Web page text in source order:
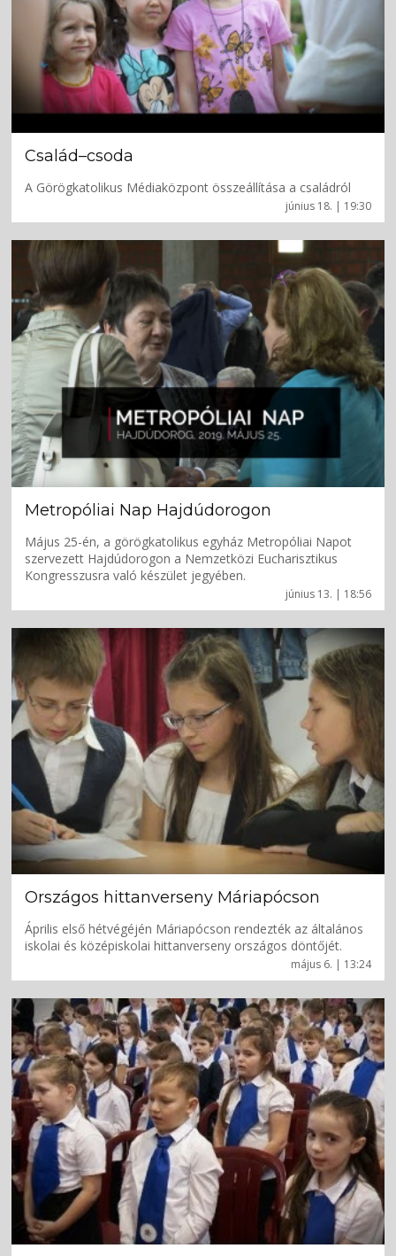
június 18. | 19:30
Család–csoda
A Görögkatolikus Médiaközpont összeállítása a családról
június 13. | 18:56
Metropóliai Nap Hajdúdorogon
Május 25-én, a görögkatolikus egyház Metropóliai Napot
szervezett Hajdúdorogon a Nemzetközi Eucharisztikus
Kongresszusra való készület jegyében.
május 6. | 13:24
Országos hittanverseny Máriapócson
Április első hétvégéjén Máriapócson rendezték az általános
iskolai és középiskolai hittanverseny országos döntőjét.